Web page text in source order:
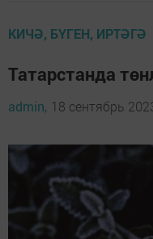
КИЧӘ, БҮГЕН, ИРТӘГӘ
Татарстанда
admin, 18 сентябрь